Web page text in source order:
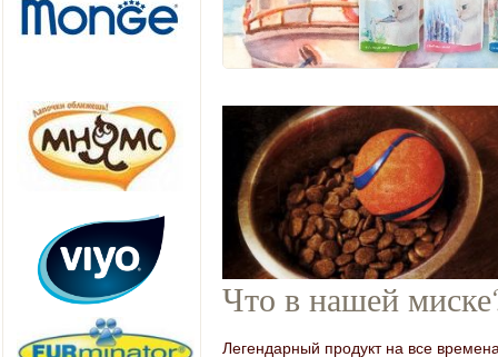
Что в нашей
Легендарный продукт на все